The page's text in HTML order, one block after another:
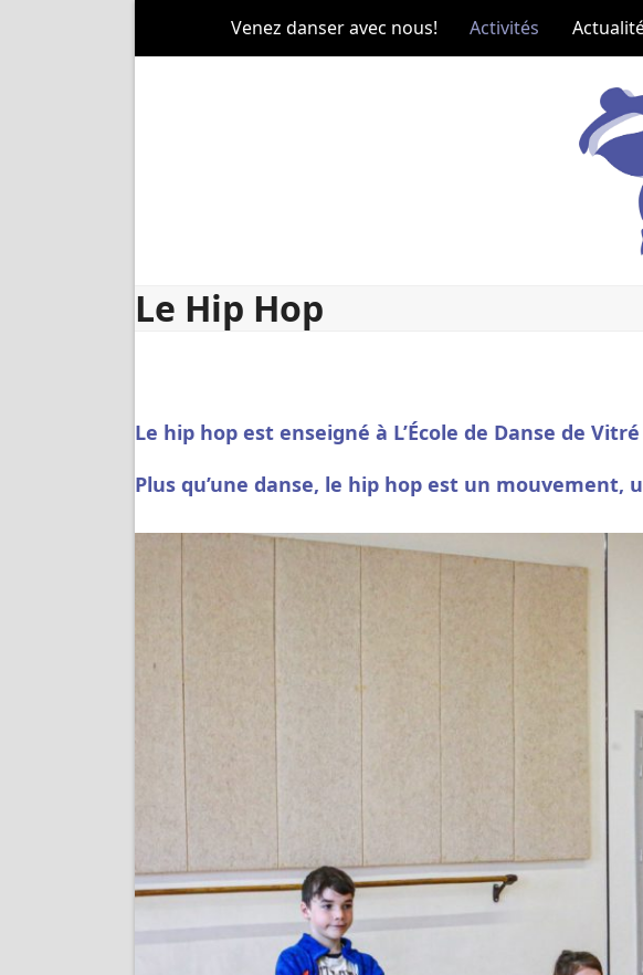
Venez danser avec nous! Activités
Le Hip Hop
Le hip hop est enseigné à L’École de Danse de Vitré
Plus qu’une danse, le hip hop est un mouvement,